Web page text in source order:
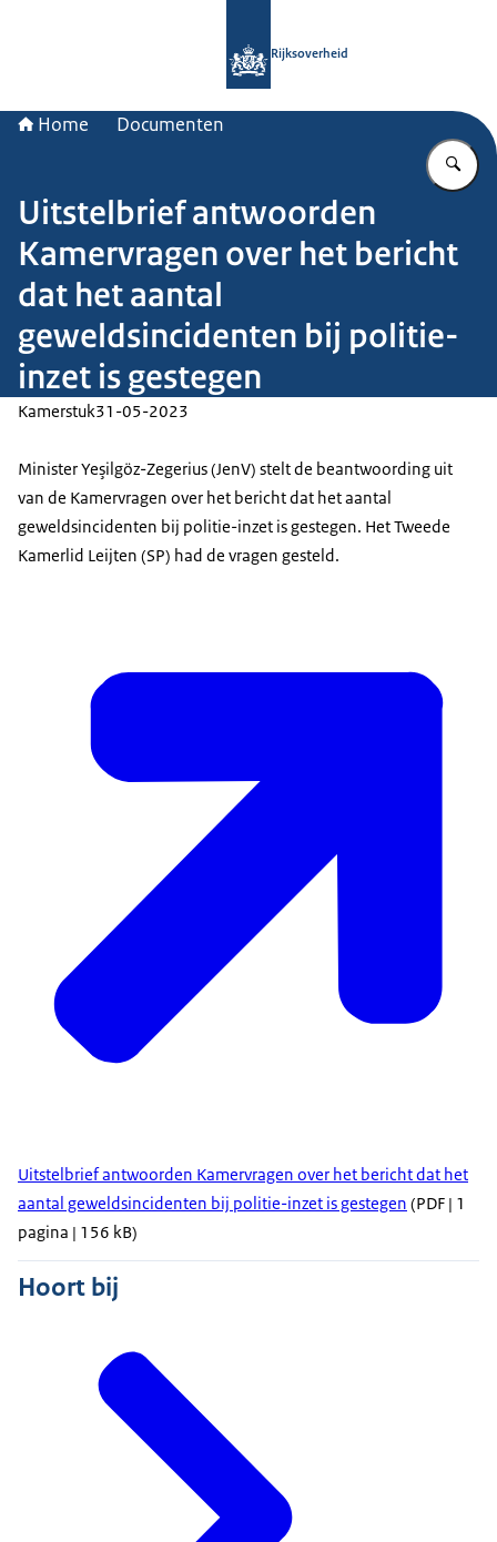
Rijksoverheid
Home Documenten
Uitstelbrief antwoorden
Kamervragen over het bericht
dat het aantal
geweldsincidenten bij politie-
inzet is gestegen
Kamerstuk31-05-2023
Minister Yeşilgöz-Zegerius (JenV) stelt de beantwoording uit
van de Kamervragen over het bericht dat het aantal
geweldsincidenten bij politie-inzet is gestegen. Het Tweede
Kamerlid Leijten (SP) had de vragen gesteld.
Uitstelbrief antwoorden Kamervragen over het bericht dat het
aantal geweldsincidenten bij politie-inzet is gestegen (PDF | 1
pagina | 156 kB)
Hoort bij